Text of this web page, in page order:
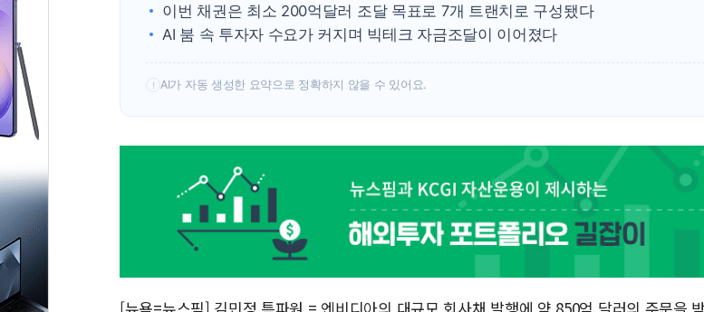
이번 채권은 최소 200억달러 조달 목표로 7개 트랜치로 구성됐다
AI 붐 속 투자자 수요가 커지며 빅테크 자금조달이 이어졌다
! AI가 자동 생성한 요약으로 정확하지 않을 수 있어요.